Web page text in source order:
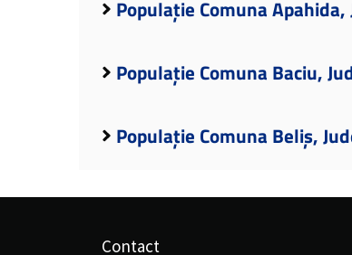
Populație Comuna
Populație Comuna Baciu,
Populație Comuna Beliș,
Contact